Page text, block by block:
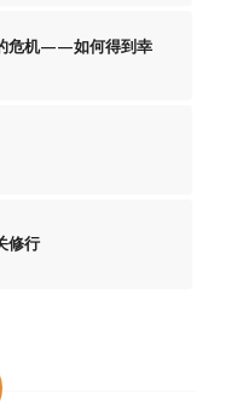
危机——如何得到幸
修行